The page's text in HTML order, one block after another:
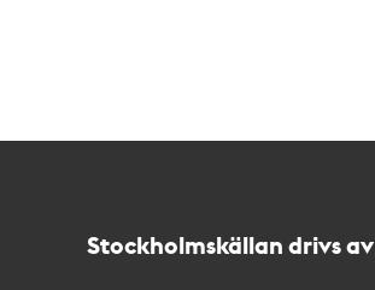
Stockholmskällan drivs av